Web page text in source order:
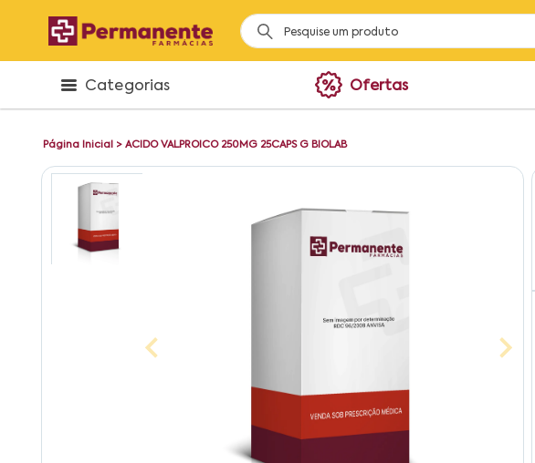
Categorias Ofertas
Página Inicial > ACIDO VALPROICO 250MG 25CAPS G BIOLAB